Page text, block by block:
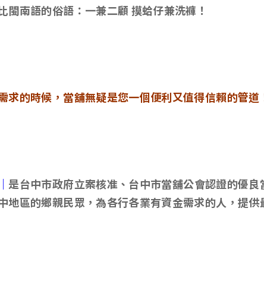
閩南語的俗語：一兼二顧 摸蛤仔兼洗褲！
求的時候，當舖無疑是您一個便利又值得信賴的管道
是台中市政府立案核准、台中市當舖公會認證的優
地區的鄉親民眾，為各行各業有資金需求的人，提